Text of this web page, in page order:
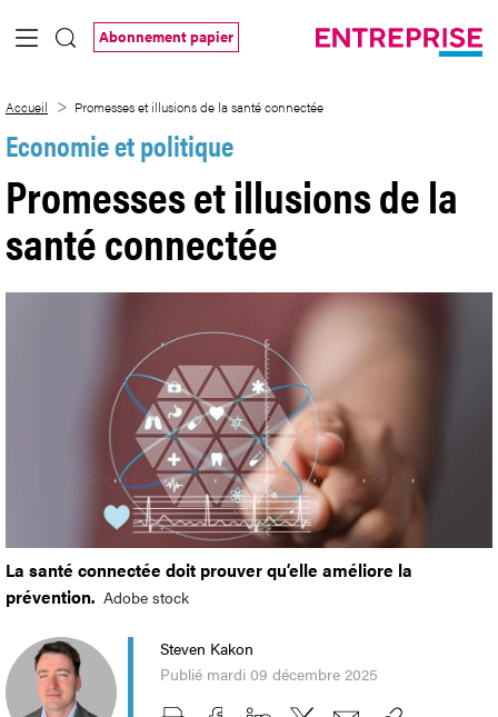
Saut au contenu principal
Abonnement papier
Accueil Promesses et illusions de la santé connectée
Economie et politique
Promesses et illusions de la
santé connectée
La santé connectée doit prouver qu’elle améliore la
prévention. Adobe stock
Steven Kakon
Publié mardi 09 décembre 2025